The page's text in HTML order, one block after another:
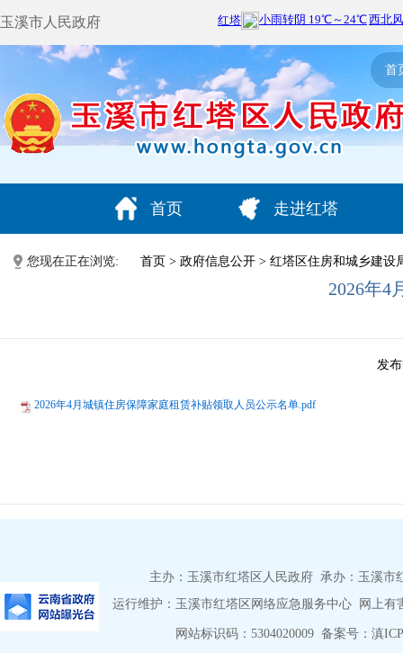
玉溪市人民政府
首
首页 走进红塔
您现在正在浏览: 首页 > 政府信息公开 > 红塔区住房和城乡建设
2026年4
发
2026年4月城镇住房保障家庭租赁补贴领取人员公示名单.pdf
主办：玉溪市红塔区人民政府 承办：玉溪市
运行维护：玉溪市红塔区网络应急服务中心 网上有
网站标识码：5304020009备案号：滇